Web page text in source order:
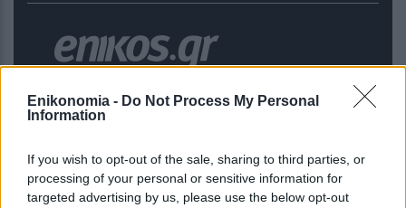
Enikonomia - Do Not Process My Personal
Information
If you wish to opt-out of the sale, sharing to third parties, or
processing of your personal or sensitive information for
targeted advertising by us, please use the below opt-out